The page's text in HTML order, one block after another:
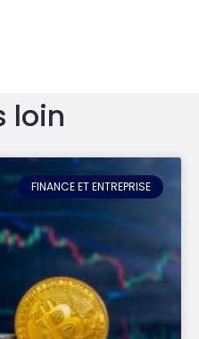
loin
FINANCE ET ENTREPRISE